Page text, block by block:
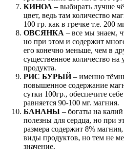
КИНОА – выбирать лучше
цвет, ведь там количество
100 гр. как в гречке т.е. 200
ОВСЯНКА – все мы знаем,
но при этом и содержит
его конечно меньше, чем в
существенное количество на
продукта.
РИС БУРЫЙ– именно
повышенное содержание
сутки 100гр., обеспечите
равняется 90-100 мг. магния.
БАНАНЫ – богаты на
полезны для сердца, но при
размера содержит 8%
виды продуктов, но тем не
значение.